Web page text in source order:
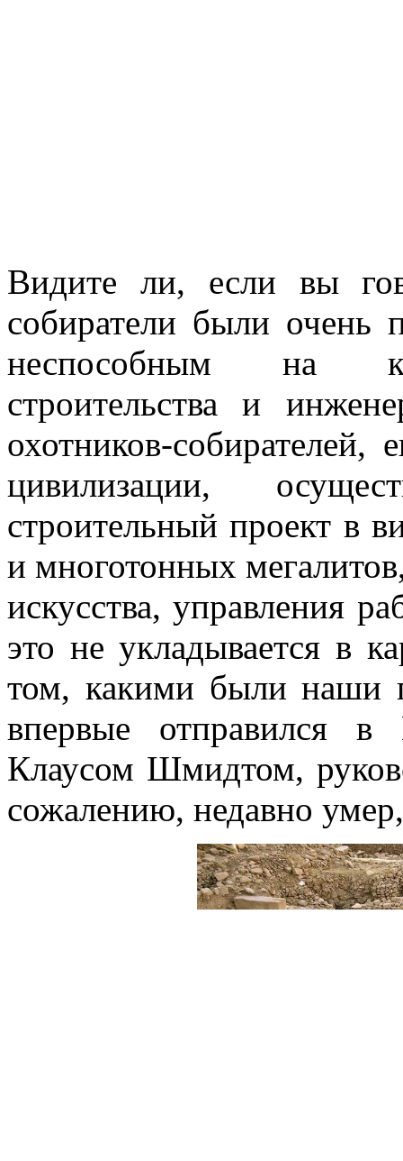
Видите ли, если вы
собиратели были очень
неспособным на
строительства и
охотников-
цивилизации,
строительный проект в
и многотонных
искусства, управления
это не укладывается в
том, какими были наши
впервые отправился в
Клаусом Шмидтом,
сожалению, недавно